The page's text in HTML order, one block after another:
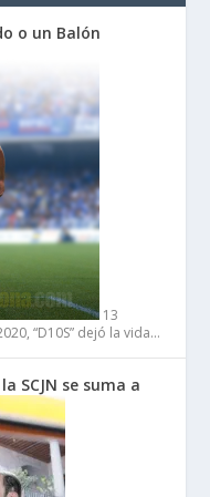
o un Balón
13
“D10S” dejó la vida…
SCJN se suma a